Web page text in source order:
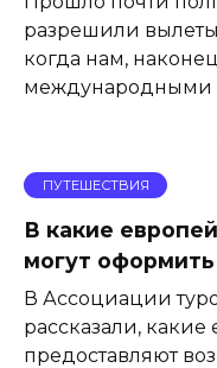
разрешили вылеты
когда нам,
международными
ПУТЕШЕСТВИЯ
В какие
могут
В Ассоциации
рассказали,
предоставляют